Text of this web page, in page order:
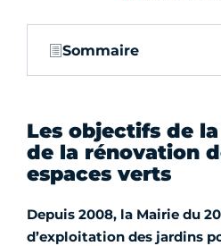
Sommaire
Les objectifs de
de la rénovation
espaces verts
Depuis 2008, la Mairie du 20
d’exploitation des jardins